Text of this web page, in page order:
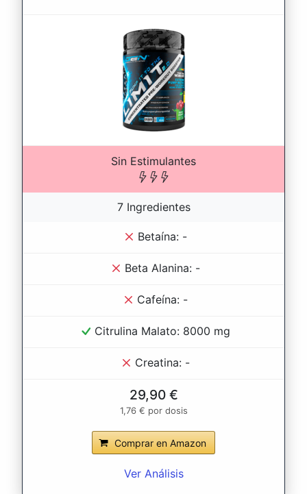
Sin Estimulantes
7 Ingredientes
Betaína: -
Beta Alanina: -
Cafeína: -
Citrulina Malato: 8000 mg
Creatina: -
29,90 €
1,76 € por dosis
Comprar en Amazon
Ver Análisis